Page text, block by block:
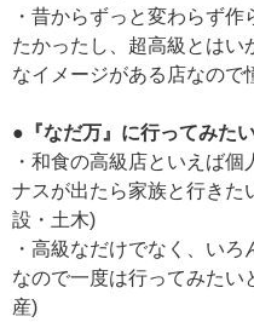
・昔からずっと変わらず
たかったし、超高級とはい
なイメージがある店なので
●『なだ万』に行ってみた
・和食の高級店といえば
ナスが出たら家族と行きた
設・土木)
・高級なだけでなく、い
なので一度は行ってみたい
産)